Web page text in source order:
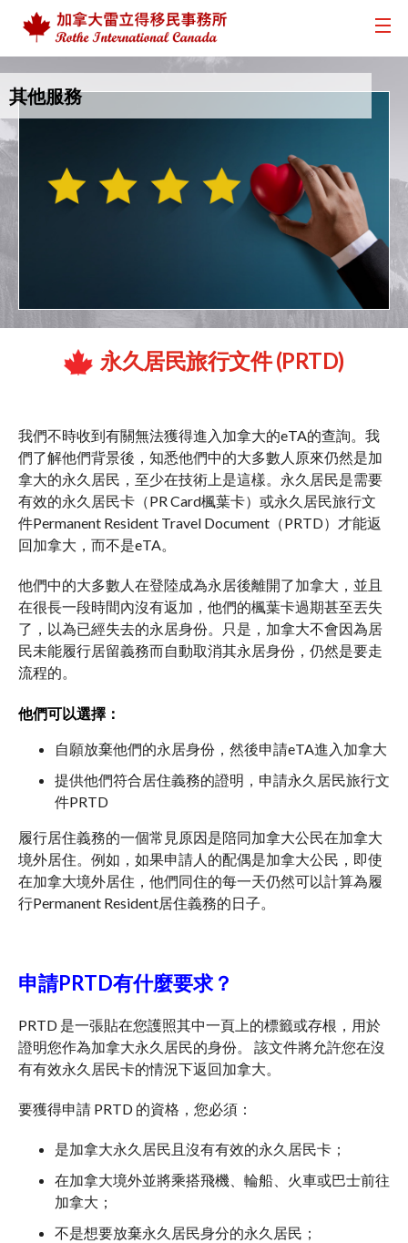
其他服務
永久居民旅行文件 (PRTD)
我們不時收到有關無法獲得進入加拿大的eTA的查詢。我
們了解他們背景後，知悉他們中的大多數人原來仍然是加
拿大的永久居民，至少在技術上是這樣。永久居民是需要
有效的永久居民卡（PR Card楓葉卡）或永久居民旅行文
件Permanent Resident Travel Document（PRTD）才能返
回加拿大，而不是eTA。
他們中的大多數人在登陸成為永居後離開了加拿大，並且
在很長一段時間內沒有返加，他們的楓葉卡過期甚至丟失
了，以為已經失去的永居身份。只是，加拿大不會因為居
民未能履行居留義務而自動取消其永居身份，仍然是要走
流程的。
他們可以選擇：
自願放棄他們的永居身份，然後申請eTA進入加拿大
提供他們符合居住義務的證明，申請永久居民旅行文
件PRTD
履行居住義務的一個常見原因是陪同加拿大公民在加拿大
境外居住。例如，如果申請人的配偶是加拿大公民，即使
在加拿大境外居住，他們同住的每一天仍然可以計算為履
行Permanent Resident居住義務的日子。
申請PRTD有什麼要求？
PRTD 是一張貼在您護照其中一頁上的標籤或存根，用於
證明您作為加拿大永久居民的身份。 該文件將允許您在沒
有有效永久居民卡的情況下返回加拿大。
要獲得申請 PRTD 的資格，您必須：
是加拿大永久居民且沒有有效的永久居民卡；
在加拿大境外並將乘搭飛機、輪船、火車或巴士前往
加拿大；
不是想要放棄永久居民身分的永久居民；